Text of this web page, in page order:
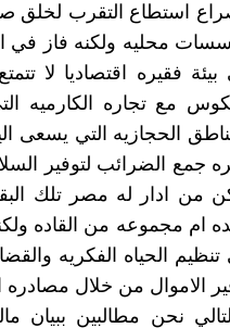
استطاع التقرب لخلق
محليه ولكنه فاز في
فقيره اقتصاديا لا
مع تجاره الكارميه
الحجازيه التي يسعى
من ادار له مصر تلك
ام مجموعه من القاده
الحياه الفكريه
الاموال من خلال مصادره
نحن مطالبين